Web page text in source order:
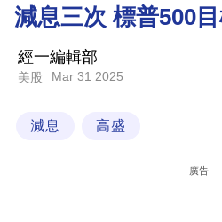
商
科
減息三次 標普500
經一編輯部
美股 Mar 31 2025
減息 高盛
廣告